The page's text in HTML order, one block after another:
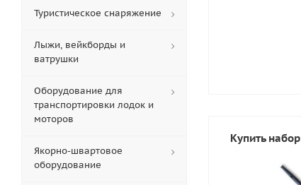
Купить набор
Туристическое снаряжение
Лыжи, вейкборды и
ватрушки
Оборудование для
транспортировки лодок и
моторов
Якорно-швартовое
оборудование